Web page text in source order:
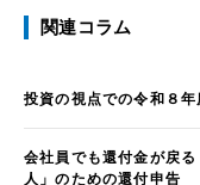
関連コラム
投資の視点での令和８年
会社員でも還付金が戻
人」のための還付申告